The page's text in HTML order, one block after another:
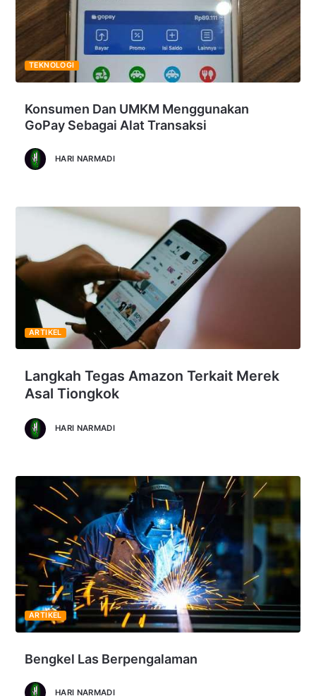
Konsumen Dan UMKM Menggunakan
GoPay Sebagai Alat Transaksi
HARI NARMADI
TEKNOLOGI
Langkah Tegas Amazon Terkait Merek
Asal Tiongkok
HARI NARMADI
ARTIKEL
Bengkel Las Berpengalaman
HARI NARMADI
ARTIKEL